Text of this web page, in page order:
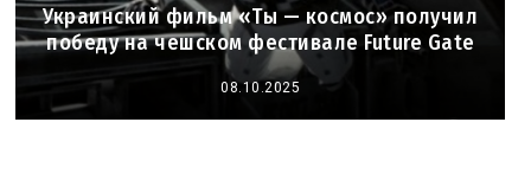
Украинский фильм «Ты — космос» получил
победу на чешском фестивале Future Gate
08.10.2025